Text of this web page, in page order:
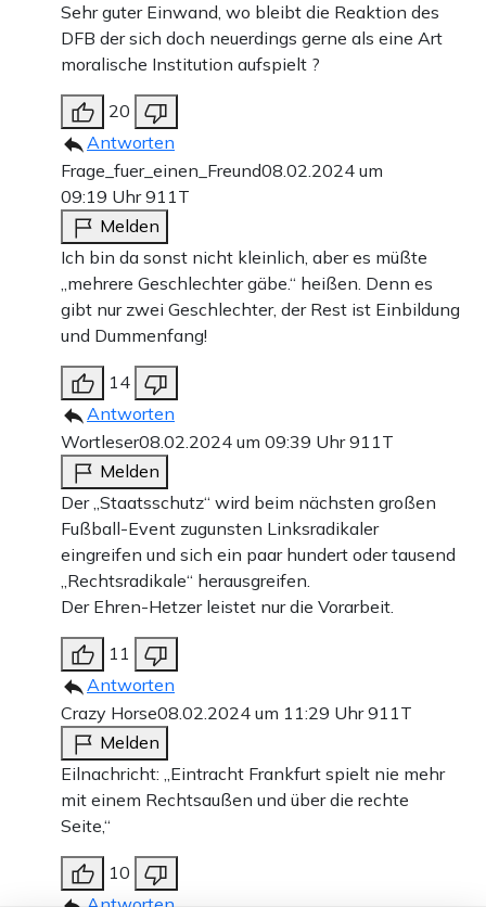
Sehr guter Einwand, wo bleibt die Reaktion des
DFB der sich doch neuerdings gerne als eine Art
moralische Institution aufspielt ?
20
Antworten
Frage_fuer_einen_Freund08.02.2024 um
09:19 Uhr911T
Melden
Ich bin da sonst nicht kleinlich, aber es müßte
„mehrere Geschlechter gäbe.“ heißen. Denn es
gibt nur zwei Geschlechter, der Rest ist Einbildung
und Dummenfang!
14
Antworten
Wortleser08.02.2024 um 09:39 Uhr911T
Melden
Der „Staatsschutz“ wird beim nächsten großen
Fußball-Event zugunsten Linksradikaler
eingreifen und sich ein paar hundert oder tausend
„Rechtsradikale“ herausgreifen.
Der Ehren-Hetzer leistet nur die Vorarbeit.
11
Antworten
Crazy Horse08.02.2024 um 11:29 Uhr911T
Melden
Eilnachricht: „Eintracht Frankfurt spielt nie mehr
mit einem Rechtsaußen und über die rechte
Seite,“
10